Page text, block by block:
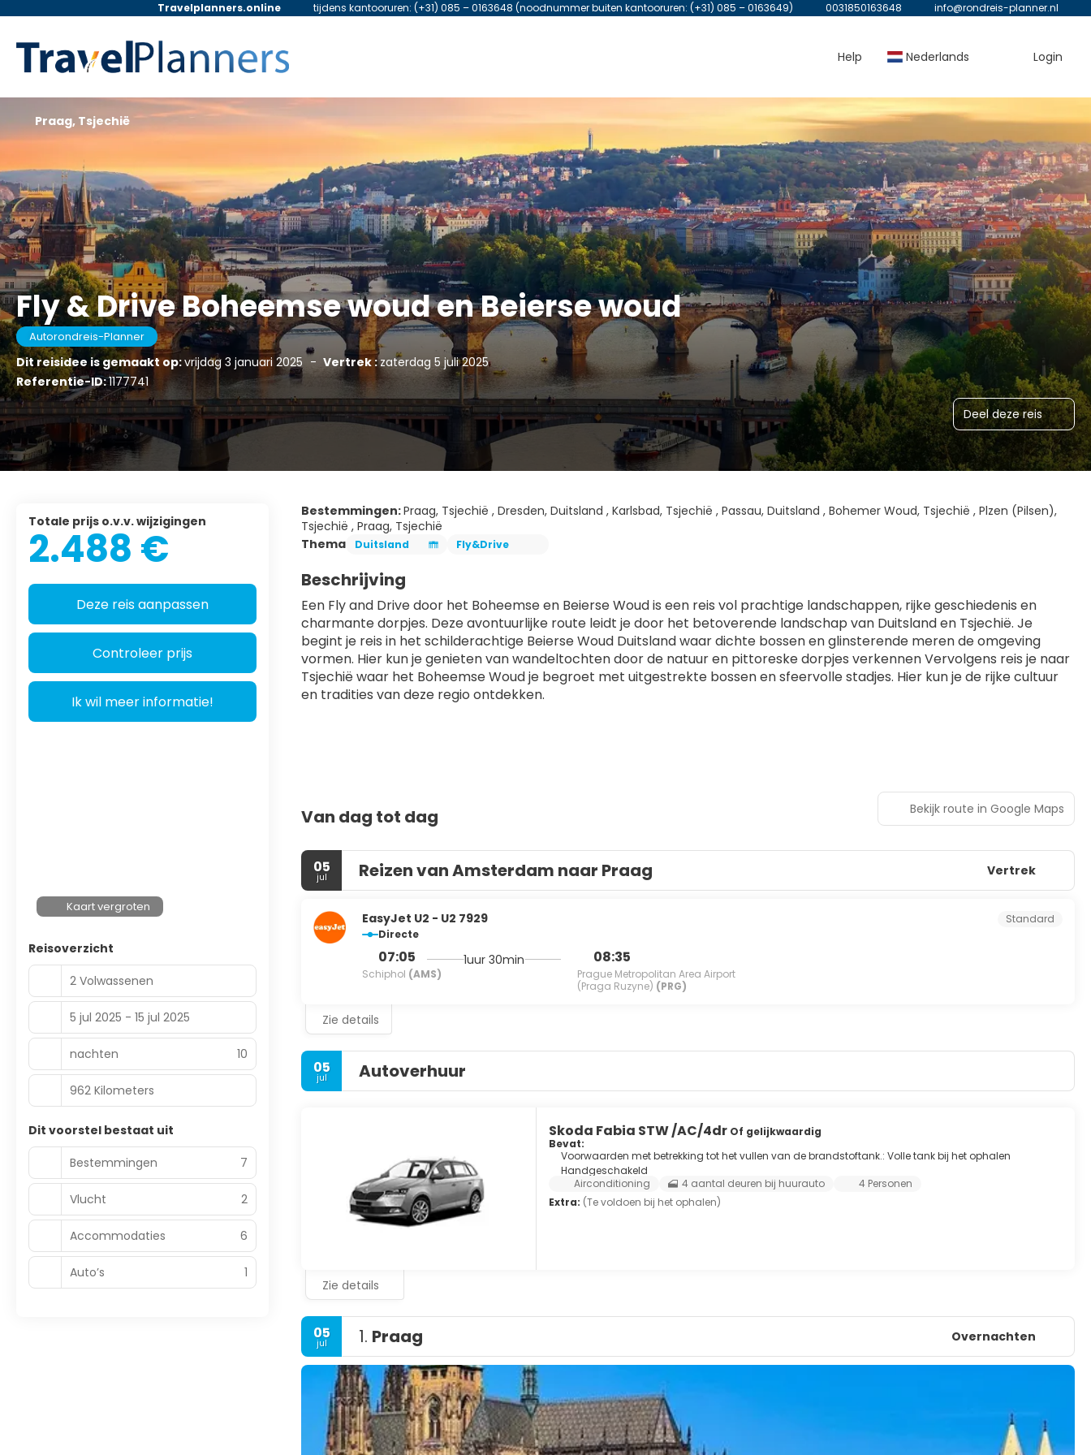
Travelplanners.online tijdens kantooruren: (+31) 085 – 0163648 (noodnummer buiten kantooruren: (+31) 085 – 0163649) 0031850163648 info@rondreis-planner.nl
Help Nederlands Login
Fly & Drive Boheemse woud en Beierse woud
Autorondreis-Planner
Dit reisidee is gemaakt op:vrijdag 3 januari 2025 - Vertrek :zaterdag 5 juli 2025
Referentie-ID:1177741
Deel deze reis
Praag, Tsjechië
Bestemmingen:Praag, Tsjechië , Dresden, Duitsland , Karlsbad, Tsjechië , Passau, Duitsland , Bohemer Woud, Tsjechië , Plzen (Pilsen),
Tsjechië , Praag, Tsjechië
Thema
Duitsland Fly&Drive
Beschrijving
Een Fly and Drive door het Boheemse en Beierse Woud is een reis vol prachtige landschappen, rijke geschiedenis en
charmante dorpjes. Deze avontuurlijke route leidt je door het betoverende landschap van Duitsland en Tsjechië. Je
begint je reis in het schilderachtige Beierse Woud Duitsland waar dichte bossen en glinsterende meren de omgeving
vormen. Hier kun je genieten van wandeltochten door de natuur en pittoreske dorpjes verkennen Vervolgens reis je naar
Tsjechië waar het Boheemse Woud je begroet met uitgestrekte bossen en sfeervolle stadjes. Hier kun je de rijke cultuur
en tradities van deze regio ontdekken.
Van dag tot dag Bekijk route in Google Maps
05
jul Reizen van Amsterdam naar Praag Vertrek
EasyJet U2 - U2 7929
Directe
07:05
Schiphol (AMS)
1uur 30min 08:35
Prague Metropolitan Area Airport
(Praga Ruzyne) (PRG)
Standard
Zie details
05
jul Autoverhuur
Skoda Fabia STW /AC/4dr Of gelijkwaardig
Bevat:
Voorwaarden met betrekking tot het vullen van de brandstoftank.: Volle tank bij het ophalen
Handgeschakeld
Airconditioning
4 aantal deuren bij huurauto
4 Personen
Extra: (Te voldoen bij het ophalen)
Zie details
05
jul 1. Praag Overnachten
Totale prijs o.v.v. wijzigingen
2.488 €
Deze reis aanpassen
Controleer prijs
Ik wil meer informatie!
Kaart vergroten
Reisoverzicht
2 Volwassenen
5 jul 2025 - 15 jul 2025
nachten 10
962 Kilometers
Dit voorstel bestaat uit
Bestemmingen
7
Vlucht 2
Accommodaties 6
Auto’s 1